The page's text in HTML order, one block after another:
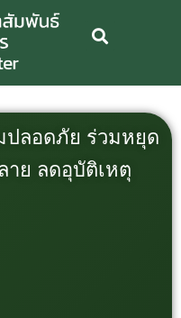
ปลอดภัย ร่วมหยุด
ย ลดอุบัติเหตุ